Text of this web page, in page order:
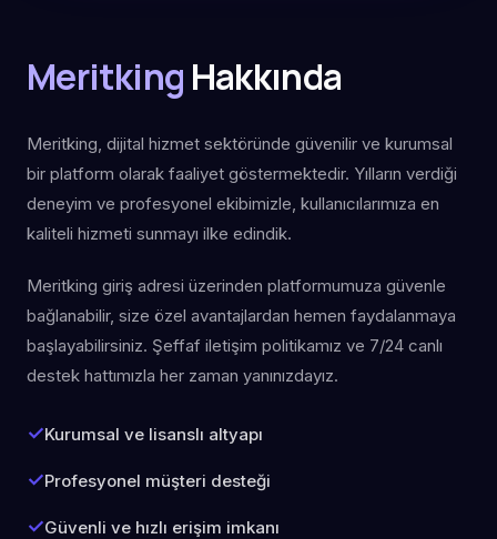
Meritking Hakkında
Meritking, dijital hizmet sektöründe güvenilir ve kurumsal
bir platform olarak faaliyet göstermektedir. Yılların verdiği
deneyim ve profesyonel ekibimizle, kullanıcılarımıza en
kaliteli hizmeti sunmayı ilke edindik.
Meritking giriş adresi üzerinden platformumuza güvenle
bağlanabilir, size özel avantajlardan hemen faydalanmaya
başlayabilirsiniz. Şeffaf iletişim politikamız ve 7/24 canlı
destek hattımızla her zaman yanınızdayız.
Kurumsal ve lisanslı altyapı
Profesyonel müşteri desteği
Güvenli ve hızlı erişim imkanı